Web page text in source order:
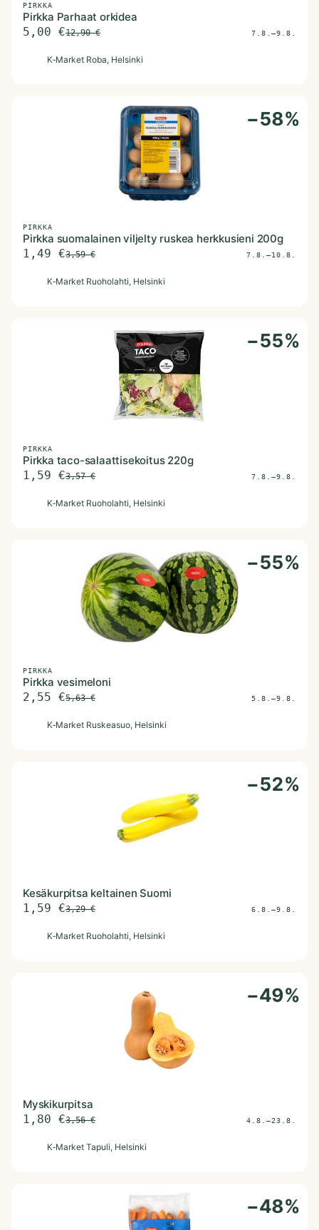
PIRKKA
Pirkka Parhaat orkidea
5,00 €12,90€ 7.8.–9.8.
K‑Market Roba, Helsinki
−58%
PIRKKA
Pirkka suomalainen viljelty ruskea herkkusieni 200g
1,49 €3,59€ 7.8.–10.8.
K‑Market Ruoholahti, Helsinki
−55%
PIRKKA
Pirkka taco-salaattisekoitus 220g
1,59 €3,57€ 7.8.–9.8.
K‑Market Ruoholahti, Helsinki
−55%
PIRKKA
Pirkka vesimeloni
2,55 €5,63€ 5.8.–9.8.
K‑Market Ruskeasuo, Helsinki
−52%
Kesäkurpitsa keltainen Suomi
1,59 €3,29€ 6.8.–9.8.
K‑Market Ruoholahti, Helsinki
−49%
Myskikurpitsa
1,80 €3,56€ 4.8.–23.8.
K‑Market Tapuli, Helsinki
−48%